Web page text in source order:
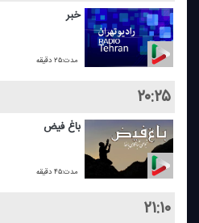
خبر
مدت:۲۵ دقیقه
۲۰:۲۵
باغ فیض
مدت:۴۵ دقیقه
۲۱:۱۰